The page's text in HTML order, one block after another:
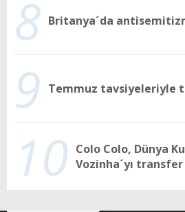
8 Britanya´da
9 Temmuz tavsiyeleriyle
10 Colo Colo, Dünya
Vozinha´yı